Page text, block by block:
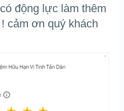
động lực làm thêm
cảm ơn quý khách